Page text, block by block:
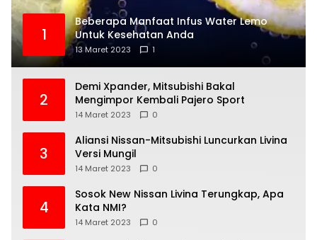
1
Beberapa Manfaat Infus Water Lemo
Untuk Kesehatan Anda
13 Maret 2023 1
2
Demi Xpander, Mitsubishi Bakal
Mengimpor Kembali Pajero Sport
14 Maret 2023 0
3
Aliansi Nissan-Mitsubishi Luncurkan Livina
Versi Mungil
14 Maret 2023 0
4
Sosok New Nissan Livina Terungkap, Apa
Kata NMI?
14 Maret 2023 0